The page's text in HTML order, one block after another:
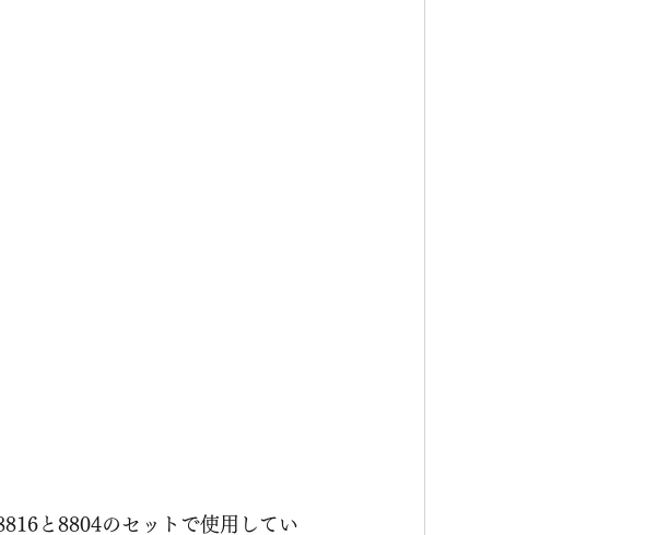
と8804のセットで使用してい